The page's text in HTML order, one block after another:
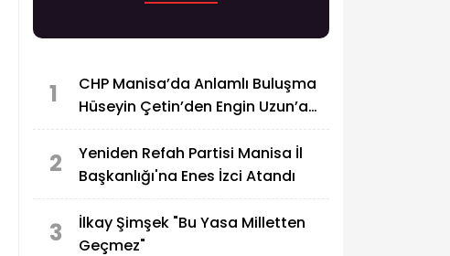
1
CHP Manisa’da Anlamlı Buluşma
Hüseyin Çetin’den Engin Uzun’a
2
Yeniden Refah Partisi Manisa İl
Başkanlığı'na Enes İzci Atandı
3
İlkay Şimşek "Bu Yasa Milletten
Geçmez"